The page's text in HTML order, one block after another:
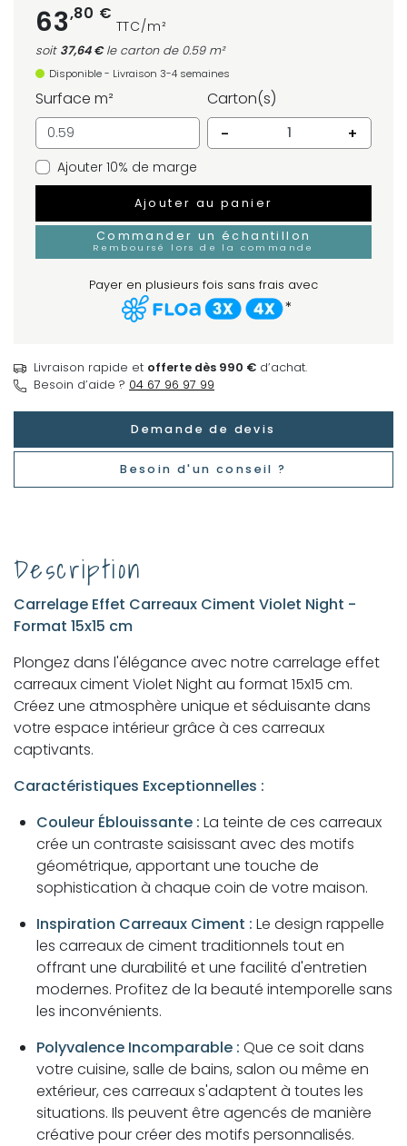
63,80 €
TTC/m²
soit 37,64 €le carton de 0.59 m²
Disponible - Livraison 3-4 semaines
Surface m²
Carton(s)
-
+
Ajouter 10% de marge
Ajouter au panier
Commander un échantillon
Remboursé lors de la commande
Payer en plusieurs fois sans frais avec
*
Livraison rapide et offerte dès 990 € d’achat.
Besoin d’aide ? 04 67 96 97 99
Demande de devis
Besoin d'un conseil ?
Description
Carrelage Effet Carreaux Ciment Violet Night -
Format 15x15 cm
Plongez dans l'élégance avec notre carrelage effet
carreaux ciment Violet Night au format 15x15 cm.
Créez une atmosphère unique et séduisante dans
votre espace intérieur grâce à ces carreaux
captivants.
Caractéristiques Exceptionnelles :
Couleur Éblouissante : La teinte de ces carreaux
crée un contraste saisissant avec des motifs
géométrique, apportant une touche de
sophistication à chaque coin de votre maison.
Inspiration Carreaux Ciment : Le design rappelle
les carreaux de ciment traditionnels tout en
offrant une durabilité et une facilité d'entretien
modernes. Profitez de la beauté intemporelle sans
les inconvénients.
Polyvalence Incomparable : Que ce soit dans
votre cuisine, salle de bains, salon ou même en
extérieur, ces carreaux s'adaptent à toutes les
situations. Ils peuvent être agencés de manière
créative pour créer des motifs personnalisés.